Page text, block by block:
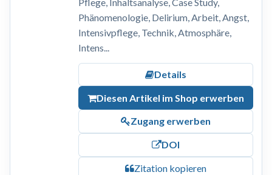
Phänomenologie, Delirium, Arbeit, Angst,
Intensivpflege, Technik, Atmosphäre,
Intens...
Details
Diesen Artikel im Shop erwerben
Zugang erwerben
DOI
Zitation kopieren